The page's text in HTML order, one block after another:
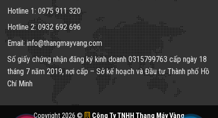
Hotline 1: 0975 911 320
Hotline 2: 0932 692 696
Email: info@thangmayvang.com
Số giấy chứng nhận đăng ký kinh doanh0315799763 cấp ngày 18
tháng 7 năm 2019, nơi cấp – Sở kế hoạch và Đầu tư Thành phố Hồ
Chí Minh
Copyright 2026 © Công Ty TNHH Thang Máy Vàng